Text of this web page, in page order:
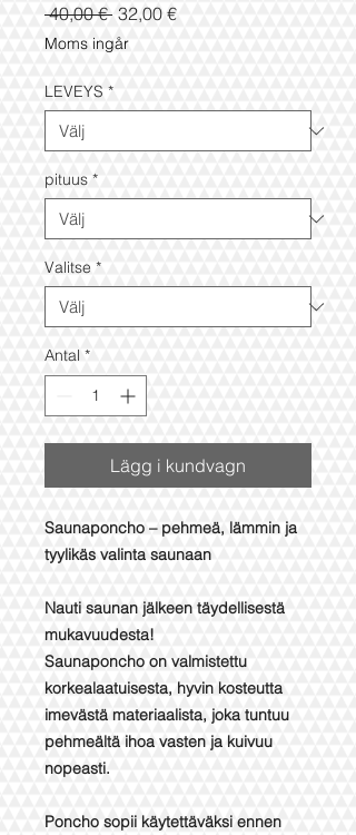
40,00 € Ordinarie
pris
32,00 €Reapris
Moms ingår
LEVEYS *
pituus *
Valitse *
Antal *
Lägg i kundvagn
Saunaponcho – pehmeä, lämmin ja
tyylikäs valinta saunaan
Nauti saunan jälkeen täydellisestä
mukavuudesta!
Saunaponcho on valmistettu
korkealaatuisesta, hyvin kosteutta
imevästä materiaalista, joka tuntuu
pehmeältä ihoa vasten ja kuivuu
nopeasti.
Poncho sopii käytettäväksi ennen